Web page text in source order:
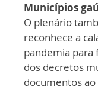
Municípios
O plenário
reconhece a
pandemia para
dos decretos
documentos